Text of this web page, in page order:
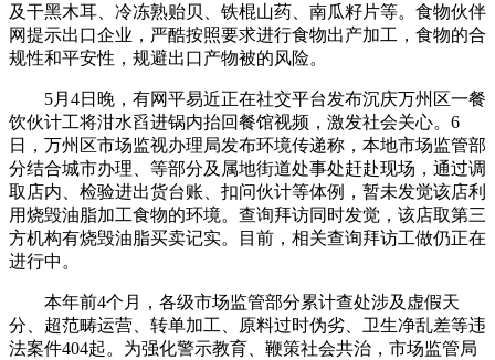
及干黑木耳、冷冻熟贻贝、铁棍山药、南瓜籽片等。食物伙伴
网提示出口企业，严酷按照要求进行食物出产加工，食物的合
规性和平安性，规避出口产物被的风险。
5月4日晚，有网平易近正在社交平台发布沉庆万州区一餐
饮伙计工将泔水舀进锅内抬回餐馆视频，激发社会关心。6
日，万州区市场监视办理局发布环境传递称，本地市场监管部
分结合城市办理、等部分及属地街道处事处赶赴现场，通过调
取店内、检验进出货台账、扣问伙计等体例，暂未发觉该店利
用烧毁油脂加工食物的环境。查询拜访同时发觉，该店取第三
方机构有烧毁油脂买卖记实。目前，相关查询拜访工做仍正在
进行中。
本年前4个月，各级市场监管部分累计查处涉及虚假天
分、超范畴运营、转单加工、原料过时伪劣、卫生净乱差等违
法案件404起。为强化警示教育、鞭策社会共治，市场监管局